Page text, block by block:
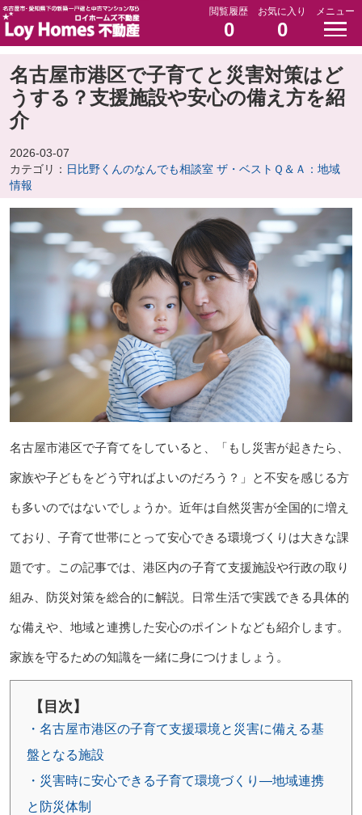
閲覧履歴
0
お気に入り
0
メニュー
名古屋市港区で子育てと災害対策はど
うする？支援施設や安心の備え方を紹
介
2026-03-07
カテゴリ： 日比野くんのなんでも相談室 ザ・ベストＱ＆Ａ：地域
情報
名古屋市港区で子育てをしていると、「もし災害が起きたら、
家族や子どもをどう守ればよいのだろう？」と不安を感じる方
も多いのではないでしょうか。近年は自然災害が全国的に増え
ており、子育て世帯にとって安心できる環境づくりは大きな課
題です。この記事では、港区内の子育て支援施設や行政の取り
組み、防災対策を総合的に解説。日常生活で実践できる具体的
な備えや、地域と連携した安心のポイントなども紹介します。
家族を守るための知識を一緒に身につけましょう。
【目次】
・名古屋市港区の子育て支援環境と災害に備える基
盤となる施設
・災害時に安心できる子育て環境づくり—地域連携
と防災体制